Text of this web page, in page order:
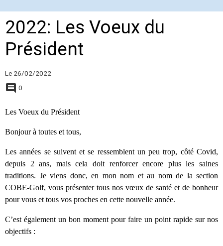
2022: Les Voeux du
Président
Le 26/02/2022
0
Les Voeux du Président
Bonjour à toutes et tous,
Les années se suivent et se ressemblent un peu trop, côté Covid,
depuis 2 ans, mais cela doit renforcer encore plus les saines
traditions. Je viens donc, en mon nom et au nom de la section
COBE-Golf, vous présenter tous nos vœux de santé et de bonheur
pour vous et tous vos proches en cette nouvelle année.
C’est également un bon moment pour faire un point rapide sur nos
objectifs :